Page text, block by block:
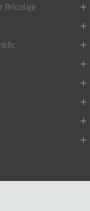
Bricolaje